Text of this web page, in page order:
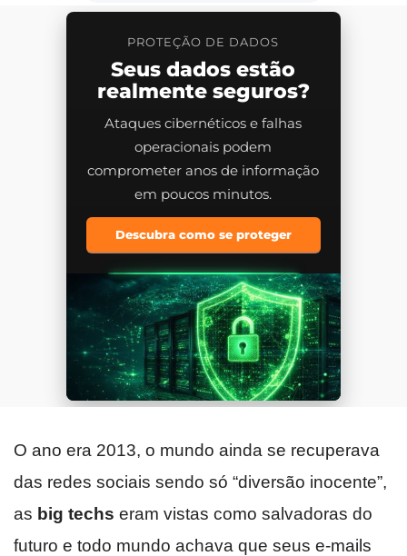
PROTEÇÃO DE DADOS
Seus dados estão
realmente seguros?
Ataques cibernéticos e falhas
operacionais podem
comprometer anos de informação
em poucos minutos.
Descubra como se proteger
O ano era 2013, o mundo ainda se recuperava
das redes sociais sendo só “diversão inocente”,
as big techs eram vistas como salvadoras do
futuro e todo mundo achava que seus e-mails